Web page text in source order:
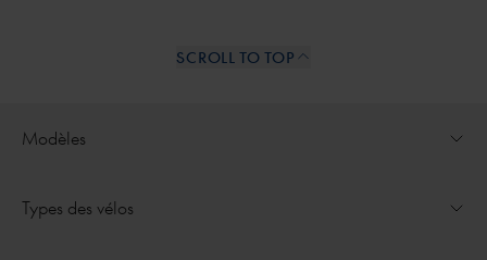
SCROLL TO TOP
Ouvrir le menu déroulant pour
Modèles
Ultimate
Ouvrir le menu déroulant pour
Types des vélos